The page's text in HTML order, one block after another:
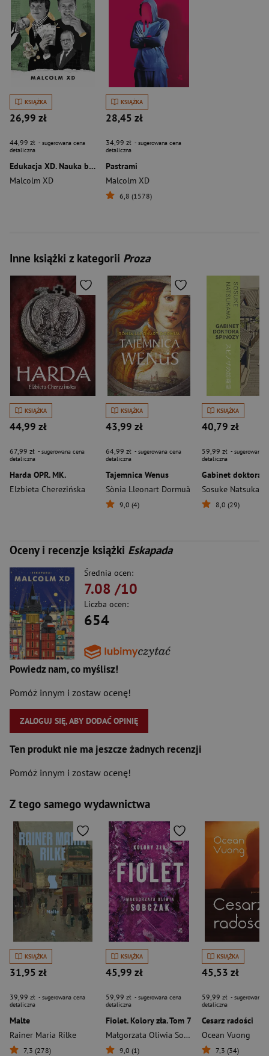
KSIĄŻKA
26,99 zł
44,99 zł - sugerowana cena
detaliczna
Edukacja XD. Nauka biznesu po polsku (okładka filmowa)
Malcolm XD
KSIĄŻKA
28,45 zł
34,99 zł - sugerowana cena
detaliczna
Pastrami
Malcolm XD
6,8 (1578)
Inne książki z kategorii Proza
KSIĄŻKA
44,99 zł
67,99 zł - sugerowana cena
detaliczna
Harda OPR. MK.
Elżbieta Cherezińska
KSIĄŻKA
43,99 zł
64,99 zł - sugerowana cena
detaliczna
Tajemnica Wenus
Sònia Lleonart Dormuà
9,0 (4)
KSIĄŻKA
40,79 zł
59,99 zł - sugerowana
detaliczna
Sosuke Natsukawa
8,0 (29)
Oceny i recenzje książki Eskapada
Średnia ocen:
7.08 /10
Liczba ocen:
654
Powiedz nam, co myślisz!
Pomóż innym i zostaw ocenę!
ZALOGUJ SIĘ, ABY DODAĆ OPINIĘ
Ten produkt nie ma jeszcze żadnych recenzji
Pomóż innym i zostaw ocenę!
Z tego samego wydawnictwa
KSIĄŻKA
31,95 zł
39,99 zł - sugerowana cena
detaliczna
Malte
Rainer Maria Rilke
7,3 (278)
KSIĄŻKA
45,99 zł
59,99 zł - sugerowana cena
detaliczna
Fiolet. Kolory zła. Tom 7
Małgorzata Oliwia Sobczak
9,0 (1)
KSIĄŻKA
45,53 zł
59,99 zł - sugerowana
detaliczna
Cesarz radości
Ocean Vuong
7,3 (34)